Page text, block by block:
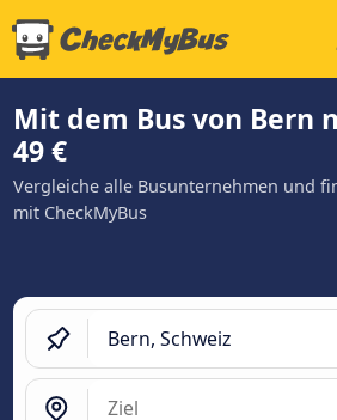
Mit dem Bus von Bern
49 €
Vergleiche alle Busunternehmen und
mit CheckMyBus